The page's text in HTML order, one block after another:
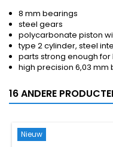
8 mm bearings
steel gears
polycarbonate piston
type 2 cylinder, steel
parts strong enough for
high precision 6,03 mm
16 ANDERE
Nieuw